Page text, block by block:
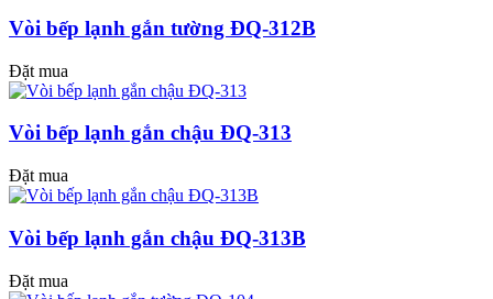
Vòi bếp lạnh gắn tường ĐQ-312B
Đặt mua
Vòi bếp lạnh gắn chậu ĐQ-313
Đặt mua
Vòi bếp lạnh gắn chậu ĐQ-313B
Đặt mua